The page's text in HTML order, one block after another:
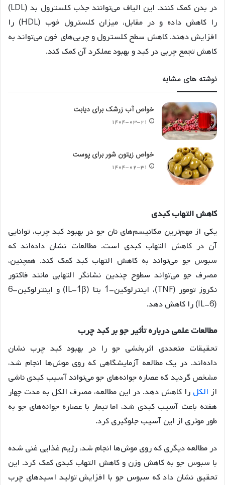
در بدن کمک کنند. این الیاف می‌توانند جذب کلسترول بد (LDL)
را کاهش داده و در مقابل، میزان کلسترول خوب (HDL) را
افزایش دهند. کاهش سطح کلسترول و چربی‌های خون می‌تواند به
کاهش تجمع چربی در کبد و بهبود عملکرد آن کمک کند.
نوشته های مشابه
خواص آب زرشک برای دیابت
۱۴۰۴-۰۳-۲۱
خواص زیتون شور برای پوست
۱۴۰۴-۰۲-۳۱
کاهشالتهابکبدی
یکی از مهم‌ترین مکانیسم‌های نان جو در بهبود کبد چرب، توانایی
آن در کاهش التهاب کبدی است. مطالعات نشان داده‌اند که
سبوس جو می‌تواند به کاهش التهاب کبد کمک کند. همچنین،
مصرف جو می‌تواند سطوح چندین نشانگر التهابی مانند فاکتور
نکروز تومور (TNF)، اینترلوکین-1 بتا (IL-1β) و اینترلوکین-6
(IL-6) را کاهش دهد
.
مطالعاتعلمیدربارهتأثیرجوبرکبدچرب
تحقیقات متعددی اثربخشی جو را در بهبود کبد چرب نشان
داده‌اند. در یک مطالعه آزمایشگاهی که روی موش‌ها انجام شد،
مشخص گردید که عصاره جوانه‌های جو می‌تواند آسیب کبدی ناشی
از الکل را کاهش دهد. در این مطالعه، مصرف الکل به مدت چهار
هفته باعث آسیب کبدی شد، اما تیمار با عصاره جوانه‌های جو به
طور موثری از این آسیب جلوگیری کرد.
در مطالعه دیگری که روی موش‌ها انجام شد، رژیم غذایی غنی شده
با سبوس جو به کاهش وزن و کاهش التهاب کبدی کمک کرد. این
تحقیق نشان داد که سبوس جو با افزایش تولید اسیدهای چرب